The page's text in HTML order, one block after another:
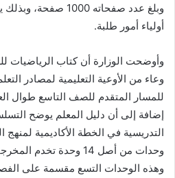
وبلغ عدد صفحاته
أولياء أمور طلبة.
وأوضحت الوزارة أن كتاب الرياضيات
وعاء من الأوعية التعليمية لمصادر
إضافة إلى أن دليل المعلم يوضح
التدريسية في الخطة الأكاديمية
وحدات من أصل 14 وحدة
وهذه الوحدات التسع مقسمة على